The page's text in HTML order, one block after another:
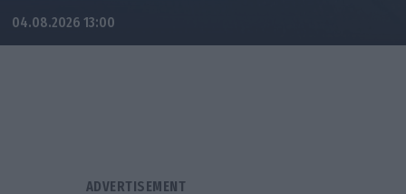
04.08.2026 13:00